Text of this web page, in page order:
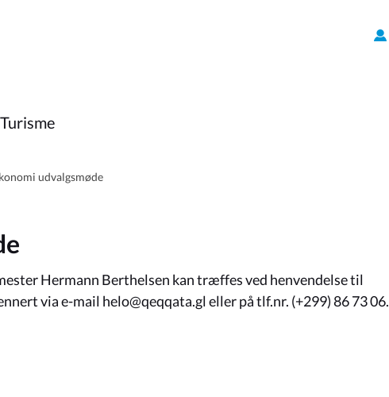
Turisme
udvalgsmøde
Hermann Berthelsen kan træffes ved henvendelse til
via e-mail helo@qeqqata.gl eller på tlf.nr. (+299) 86 73 06.